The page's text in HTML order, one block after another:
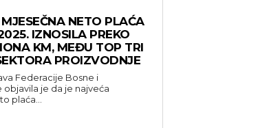
NETO PLAĆA
IZNOSILA PREKO
KM, MEĐU TOP TRI
PROIZVODNJE
Federacije Bosne i
je da je najveća
plaća...